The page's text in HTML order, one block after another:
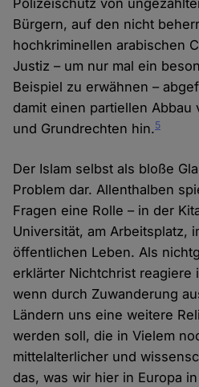
Polizeischutz von
Bürgern, auf den nicht
hochkriminellen arabischen
Justiz – um nur mal ein
Beispiel zu erwähnen –
damit einen partiellen Abbau
und Grundrechten hin.5
Der Islam selbst als bloße
Problem dar. Allenthalben
Fragen eine Rolle – in der
Universität, am Arbeitsplatz,
öffentlichen Leben. Als
erklärter Nichtchrist reagiere
wenn durch Zuwanderung
Ländern uns eine weitere
werden soll, die in Vielem
mittelalterlicher und
das, was wir hier in Europa